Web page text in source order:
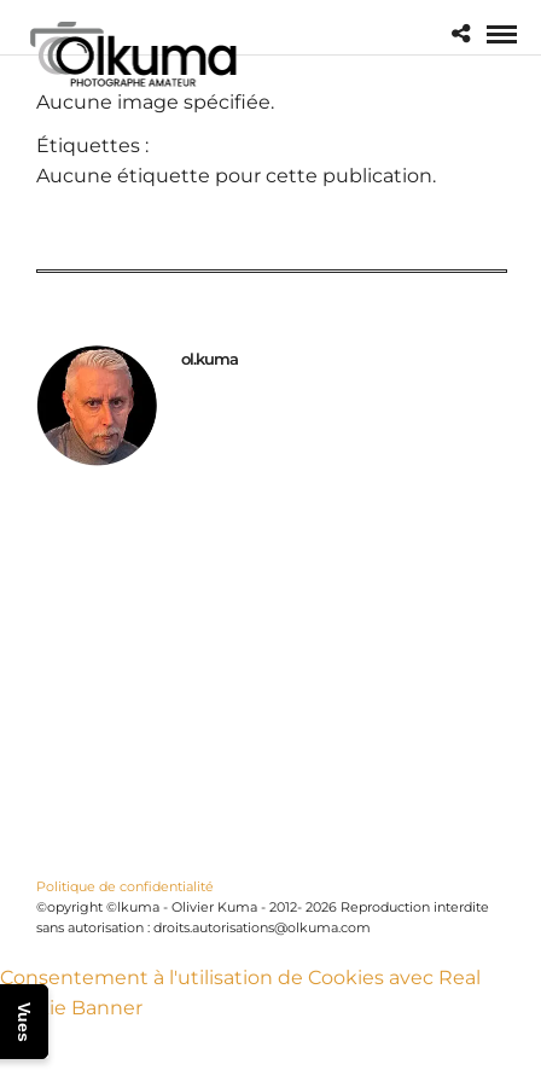
Aucune image spécifiée.
Étiquettes :
Aucune étiquette pour cette publication.
ol.kuma
Politique de confidentialité
©opyright ©lkuma - Olivier Kuma - 2012- 2026 Reproduction interdite
sans autorisation : droits.autorisations@olkuma.com
Vues
Consentement à l'utilisation de Cookies avec Real
Cookie Banner